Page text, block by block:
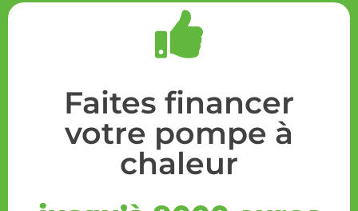
Faites financer
votre pompe à
chaleur